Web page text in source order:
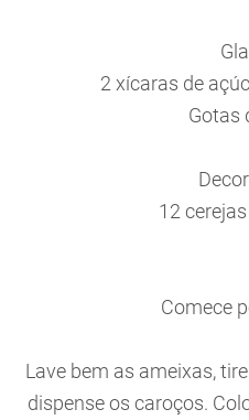
2 xícaras de
Gotas
12
Comece
Lave bem as ameixas,
dispense os caroços.